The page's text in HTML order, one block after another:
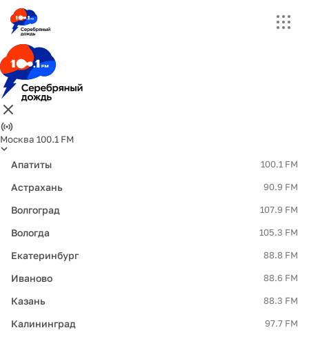
Москва 100.1 FM
Апатиты 100.1 FM
Астрахань 90.9 FM
Волгоград 107.9 FM
Вологда 105.3 FM
Екатеринбург 88.8 FM
Иваново 88.6 FM
Казань 88.3 FM
Калининград 97.7 FM